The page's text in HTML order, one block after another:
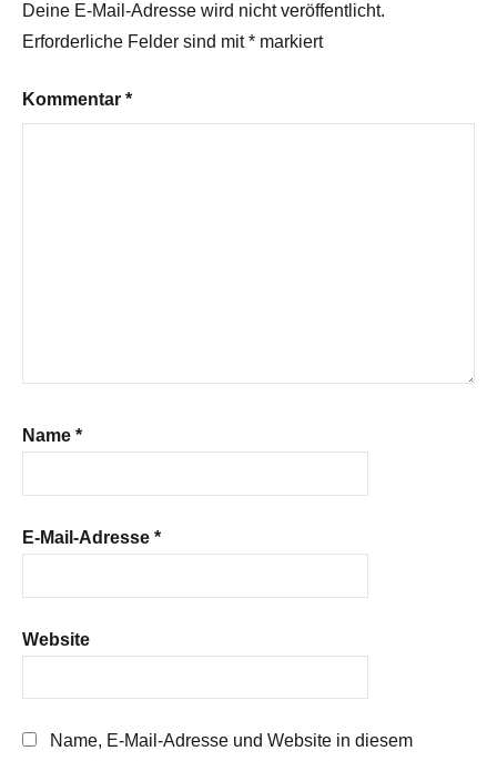
Deine E-Mail-Adresse wird nicht veröffentlicht.
Erforderliche Felder sind mit* markiert
Kommentar *
Name *
E-Mail-Adresse *
Website
Name, E-Mail-Adresse und Website in diesem